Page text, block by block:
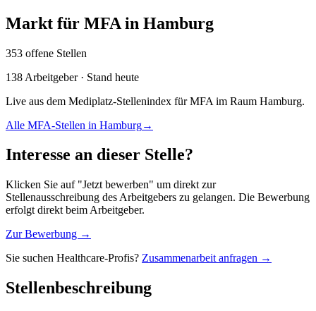
Markt für MFA in Hamburg
353 offene Stellen
138 Arbeitgeber · Stand heute
Live aus dem Mediplatz-Stellenindex fürMFA im Raum Hamburg.
Alle MFA-Stellen in Hamburg→
Interesse an dieser Stelle?
Klicken Sie auf "Jetzt bewerben" um direkt zur
Stellenausschreibung des Arbeitgebers zu gelangen. Die Bewerbung
erfolgt direkt beim Arbeitgeber.
Zur Bewerbung →
Sie suchen Healthcare-Profis? Zusammenarbeit anfragen →
Stellenbeschreibung